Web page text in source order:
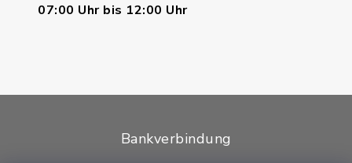
07:00 Uhr bis 12:00 Uhr
Bankverbindung